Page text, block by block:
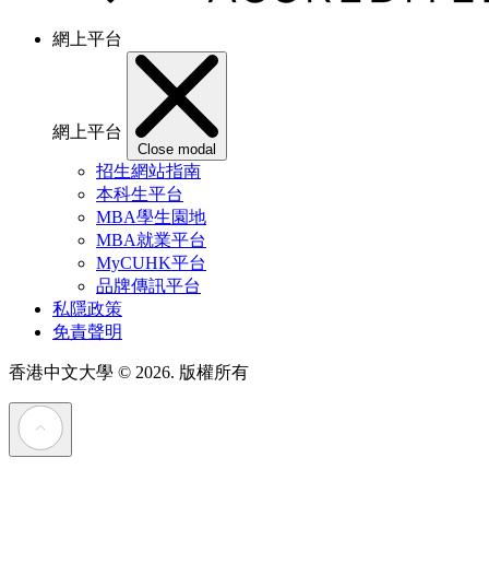
網上平台
網上平台
Close modal
招生網站指南
本科生平台
MBA學生園地
MBA就業平台
MyCUHK平台
品牌傳訊平台
私隱政策
免責聲明
香港中文大學 © 2026. 版權所有